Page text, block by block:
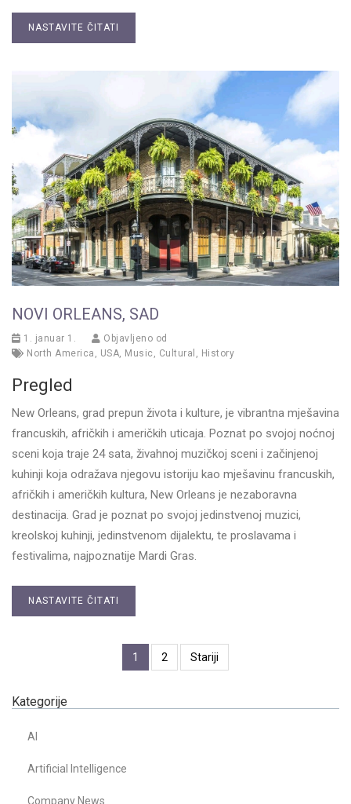
NASTAVITE ČITATI
NOVI ORLEANS, SAD
1. januar 1.
Objavljeno od
North America , USA, Music , Cultural , History
Pregled
New Orleans, grad prepun života i kulture, je vibrantna mješavina
francuskih, afričkih i američkih uticaja. Poznat po svojoj noćnoj
sceni koja traje 24 sata, živahnoj muzičkoj sceni i začinjenoj
kuhinji koja odražava njegovu istoriju kao mješavinu francuskih,
afričkih i američkih kultura, New Orleans je nezaboravna
destinacija. Grad je poznat po svojoj jedinstvenoj muzici,
kreolskoj kuhinji, jedinstvenom dijalektu, te proslavama i
festivalima, najpoznatije Mardi Gras.
NASTAVITE ČITATI
1 2 Stariji
Kategorije
AI
Artificial Intelligence
Company News